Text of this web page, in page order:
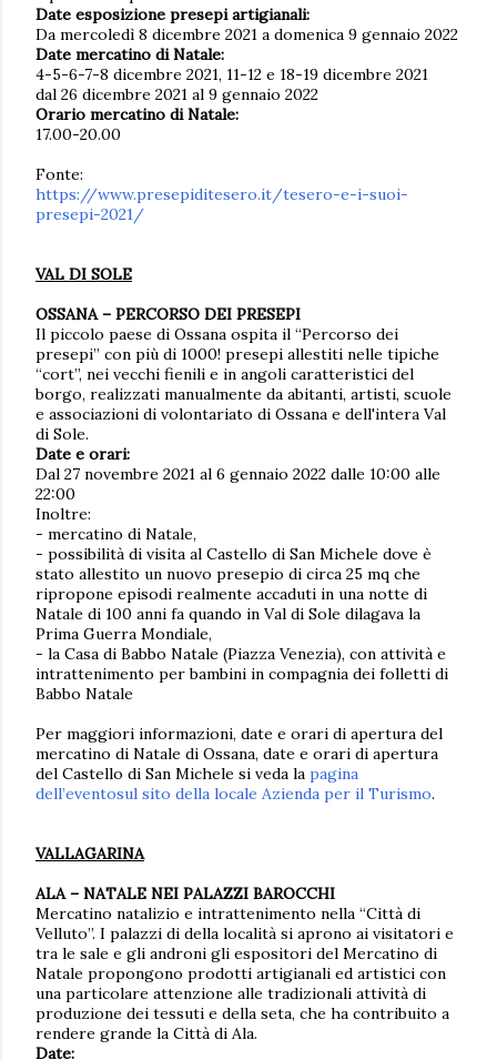
Date esposizione presepi artigianali:
Da mercoledì 8 dicembre 2021 a domenica 9 gennaio 2022
Date mercatino di Natale:
4-5-6-7-8 dicembre 2021, 11-12 e 18-19 dicembre 2021
dal 26 dicembre 2021 al 9 gennaio 2022
Orario mercatino di Natale:
17.00-20.00
Fonte:
https://www.presepiditesero.it/tesero-e-i-suoi-
presepi-2021/
VAL DI SOLE
OSSANA – PERCORSO DEI PRESEPI
Il piccolo paese di Ossana ospita il “Percorso dei
presepi” con più di 1000! presepi allestiti nelle tipiche
“cort”, nei vecchi fienili e in angoli caratteristici del
borgo, realizzati manualmente da abitanti, artisti, scuole
e associazioni di volontariato di Ossana e dell'intera Val
di Sole.
Date e orari:
Dal 27 novembre 2021 al 6 gennaio 2022 dalle 10:00 alle
22:00
Inoltre:
- mercatino di Natale,
- possibilità di visita al Castello di San Michele dove è
stato allestito un nuovo presepio di circa 25 mq che
ripropone episodi realmente accaduti in una notte di
Natale di 100 anni fa quando in Val di Sole dilagava la
Prima Guerra Mondiale,
- la Casa di Babbo Natale (Piazza Venezia), con attività e
intrattenimento per bambini in compagnia dei folletti di
Babbo Natale
Per maggiori informazioni, date e orari di apertura del
mercatino di Natale di Ossana, date e orari di apertura
del Castello di San Michele si veda la pagina
dell’eventosul sito della locale Azienda per il Turismo.
VALLAGARINA
ALA – NATALE NEI PALAZZI BAROCCHI
Mercatino natalizio e intrattenimento nella “Città di
Velluto”. I palazzi di della località si aprono ai visitatori e
tra le sale e gli androni gli espositori del Mercatino di
Natale propongono prodotti artigianali ed artistici con
una particolare attenzione alle tradizionali attività di
produzione dei tessuti e della seta, che ha contribuito a
rendere grande la Città di Ala.
Date: